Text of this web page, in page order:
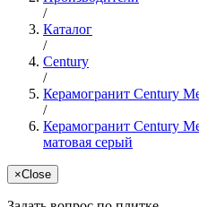
/
Каталог
/
Century
/
Керамогранит Century
/
Керамогранит Century
матовая серый
×Close